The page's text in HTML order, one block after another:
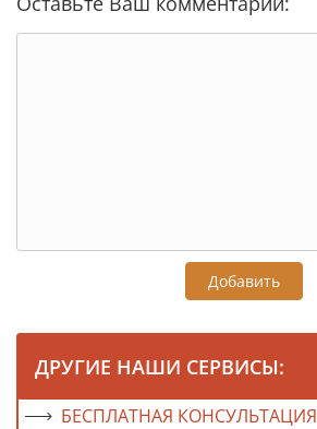
Добавить
ДРУГИЕ НАШИ СЕРВИСЫ:
БЕСПЛАТНАЯ КОНСУЛЬТАЦИЯ